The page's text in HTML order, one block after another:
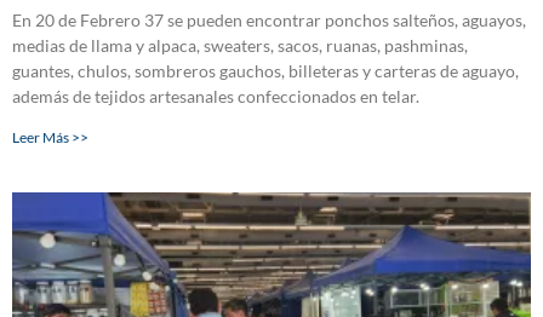
En 20 de Febrero 37 se pueden encontrar ponchos salteños, aguayos,
medias de llama y alpaca, sweaters, sacos, ruanas, pashminas,
guantes, chulos, sombreros gauchos, billeteras y carteras de aguayo,
además de tejidos artesanales confeccionados en telar.
Leer Más >>